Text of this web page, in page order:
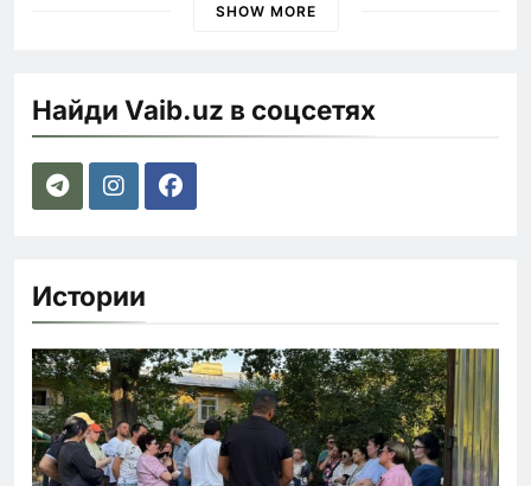
SHOW MORE
Найди Vaib.uz в соцсетях
Истории